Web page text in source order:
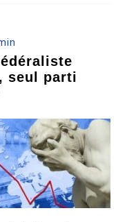
seul parti